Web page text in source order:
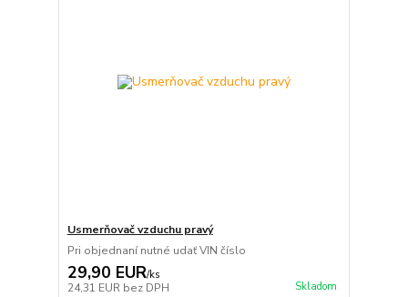
Usmerňovač vzduchu pravý
Pri objednaní nutné udať VIN číslo
29,90 EUR/ks
24,31 EUR bez DPH Skladom